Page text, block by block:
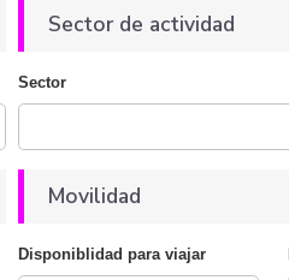
Sector de actividad
Sector
Movilidad
Disponiblidad para viajar